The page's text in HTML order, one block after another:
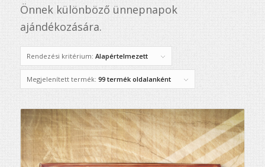
Önnek különböző ünnepnapok
ajándékozására.
Rendezési kritérium: Alapértelmezett
Megjelenített termék: 99 termék oldalanként